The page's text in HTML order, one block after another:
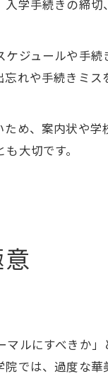
学手続きの締切
ジュールや手
れや手続きミ
め、案内状や
大切です。
ルにすべきか
では、過度な